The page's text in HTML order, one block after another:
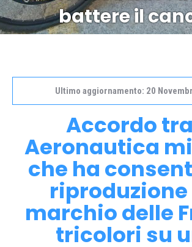
battere il
Ultimo aggiornamento: 20
Accordo
Aeronautica
che ha
riproduzione
marchio delle
tricolori su